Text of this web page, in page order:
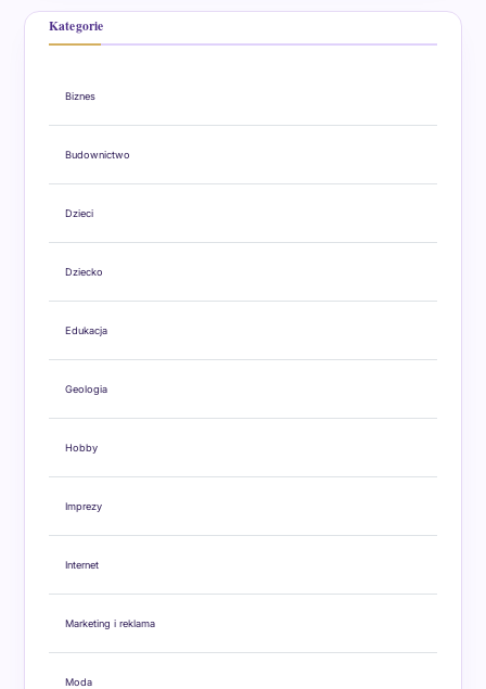
Kategorie
Biznes
Budownictwo
Dzieci
Dziecko
Edukacja
Geologia
Hobby
Imprezy
Internet
Marketing i reklama
Moda